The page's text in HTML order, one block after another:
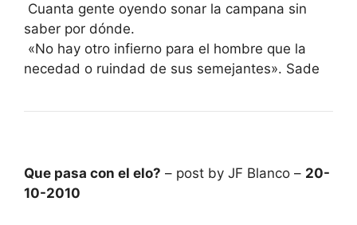
Cuanta gente oyendo sonar la campana sin
saber por dónde.
«No hay otro infierno para el hombre que la
necedad o ruindad de sus semejantes». Sade
Que pasa con el elo? – post by JF Blanco – 20-
10-2010